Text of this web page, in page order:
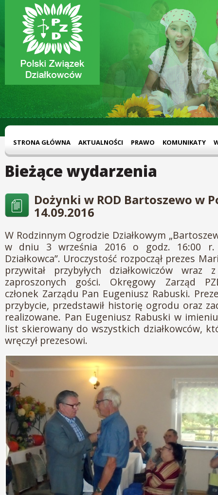
STRONA GŁÓWNA AKTUALNOŚCI PRAWO KOMUNIKATY
Bieżące wydarzenia
Dożynki w ROD Bartoszewo w
14.09.2016
W Rodzinnym Ogrodzie Działkowym
w dniu 3 września 2016 o godz. 16:00 r.
Działkowca”. Uroczystość rozpoczął prezes
przywitał przybyłych działkowiczów wraz
zaproszonych gości. Okręgowy Zarząd
członek Zarządu Pan Eugeniusz Rabuski.
przybycie, przedstawił historię ogrodu oraz
realizowane. Pan Eugeniusz Rabuski w
list skierowany do wszystkich działkowców,
wręczył prezesowi.